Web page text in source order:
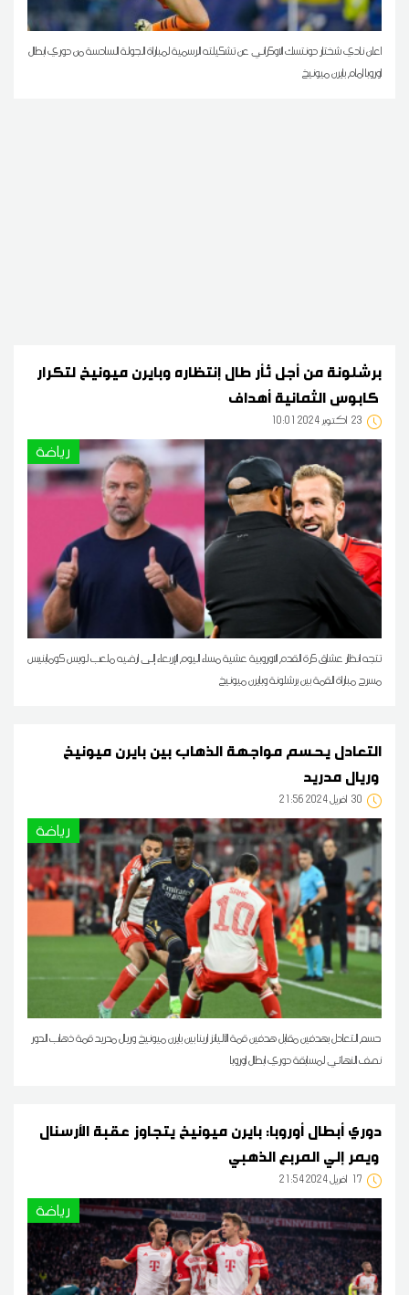
اعلن نادي شختار دونتسك الاوكراني عن تشكيلته الرسمية لمباراة الجولة السادسة من دوري ابطال
اوروبا امام بايرن ميونيخ
برشلونة من أجل ثأر طال إنتظاره وبايرن ميونيخ لتكرار
23 10:01 2024 أكتوبر
رياضة
تتجه انظار عشاق كرة القدم الاوروبية عشية مساء اليوم الإربعاء إلى ارضيه ملعب لويس كومابنيس
مسرح مباراة القمة بين برشلونة وبايرن ميونيخ
التعادل يحسم مواجهة الذهاب بين بايرن ميونيخ
30 21:56 2024 أفريل
رياضة
حسم التعادل بهدفين مقابل هدفين قمة الأليانز ارينا بين بايرن ميونيخ وريال مدريد قمة ذهاب الدور
نصف النهائي لمسابقة دوري ابطال اوروبا
دوري أبطال أوروبا: بايرن ميونيخ يتجاوز عقبة الأرسنال
17 21:54 2024 أفريل
رياضة